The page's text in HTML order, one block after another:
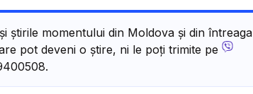
știrile momentului din Moldova și din întreaga
pot deveni o știre, ni le poți trimite pe